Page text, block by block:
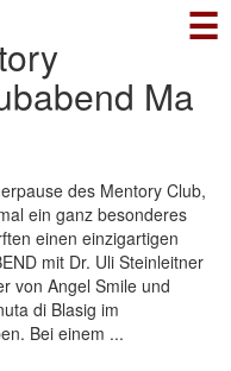
☰
Ma
des Mentory Club,
ein ganz besonderes
einen einzigartigen
mit Dr. Uli Steinleitner
von Angel Smile und
di Blasig im
Bei einem ...